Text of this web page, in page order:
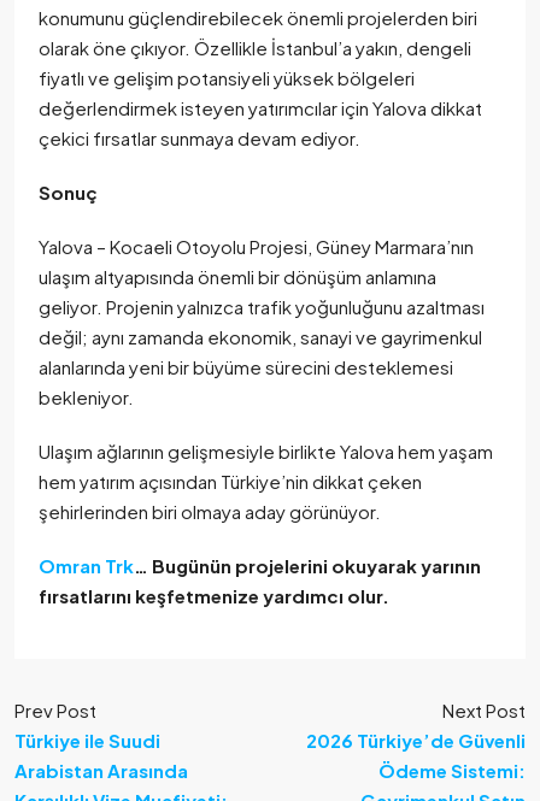
konumunu güçlendirebilecek önemli projelerden biri
olarak öne çıkıyor. Özellikle İstanbul’a yakın, dengeli
fiyatlı ve gelişim potansiyeli yüksek bölgeleri
değerlendirmek isteyen yatırımcılar için Yalova dikkat
çekici fırsatlar sunmaya devam ediyor.
Sonuç
Yalova – Kocaeli Otoyolu Projesi, Güney Marmara’nın
ulaşım altyapısında önemli bir dönüşüm anlamına
geliyor. Projenin yalnızca trafik yoğunluğunu azaltması
değil; aynı zamanda ekonomik, sanayi ve gayrimenkul
alanlarında yeni bir büyüme sürecini desteklemesi
bekleniyor.
Ulaşım ağlarının gelişmesiyle birlikte Yalova hem yaşam
hem yatırım açısından Türkiye’nin dikkat çeken
şehirlerinden biri olmaya aday görünüyor.
Omran Trk … Bugünün projelerini okuyarak yarının
fırsatlarını keşfetmenize yardımcı olur.
Prev Post
Türkiye ile Suudi
Arabistan Arasında
Next Post
2026 Türkiye’de Güvenli
Ödeme Sistemi: